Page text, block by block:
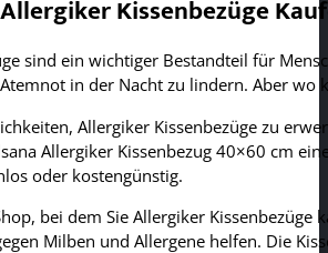
Kissenbezüge
sind ein wichtiger Bestandteil für
in der Nacht zu lindern. Aber wo
Allergiker Kissenbezüge zu
Allergiker Kissenbezug 40×60 cm
oder kostengünstig.
bei dem Sie Allergiker Kissenbezüge
Milben und Allergene helfen. Die